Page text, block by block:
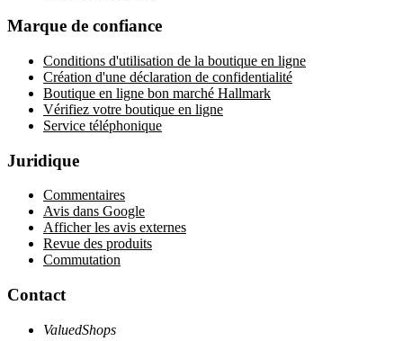
Marque de confiance
Conditions d'utilisation de la boutique en ligne
Création d'une déclaration de confidentialité
Boutique en ligne bon marché Hallmark
Vérifiez votre boutique en ligne
Service téléphonique
Juridique
Commentaires
Avis dans Google
Afficher les avis externes
Revue des produits
Commutation
Contact
ValuedShops